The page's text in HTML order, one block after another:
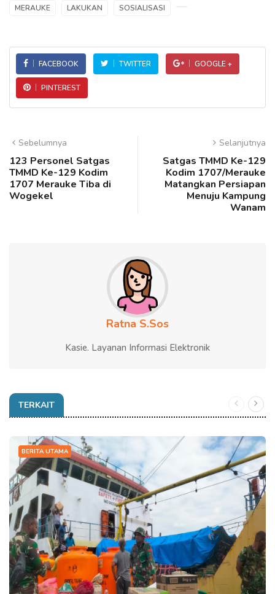
MERAUKE
LAKUKAN SOSIALISASI
FACEBOOK TWITTER GOOGLE +
PINTEREST
Sebelumnya
123 Personel Satgas
TMMD Ke-129 Kodim
1707 Merauke Tiba di
Wogekel
Selanjutnya
Satgas TMMD Ke-129
Kodim 1707/Merauke
Matangkan Persiapan
Menuju Kampung
Wanam
Ratna S.Sos
Kasie. Layanan Informasi Elektronik
TERKAIT
BERITA UTAMA